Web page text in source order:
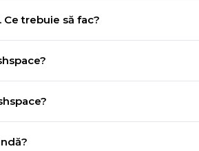
trebuie să fac?